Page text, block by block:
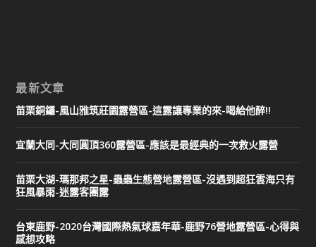
最新文章
苗栗銅鑼-風山雅筑莊園露營區-這露讓專業的來-喝給他醉!!
宜蘭大同-大同圓頂360露營區-應該是最經典的一次救火露營
苗栗大湖-瑪那邦之星-蟲蟲生態營地露營區-沒遇到超狂雲海只有
狂風暴雨-迷露客團露
台東鹿野-2020台灣國際熱氣球嘉年華-鹿野76營地露營區-心得與
感想攻略